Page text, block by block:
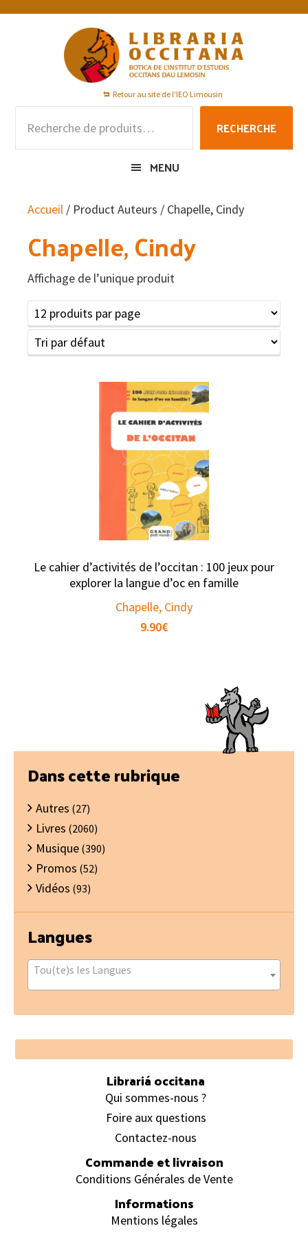
Passer
Passer
Passer
Retour au site de l'IEO Limousin
pour :
RECHERCHE
MENU
Accueil / Product Auteurs / Chapelle, Cindy
Chapelle, Cindy
Affichage de l’unique produit
Le cahier d’activités de l’occitan : 100 jeux pour
explorer la langue d’oc en famille
Chapelle, Cindy
9.90€
Barre
latérale
principale
Dans cette rubrique
Autres (27)
Livres (2060)
Musique (390)
Promos (52)
Vidéos (93)
Langues
Tou(te)s les Langues
Footer
Librariá occitana
Qui sommes-nous ?
Foire aux questions
Contactez-nous
Commande et livraison
Conditions Générales de Vente
Informations
Mentions légales